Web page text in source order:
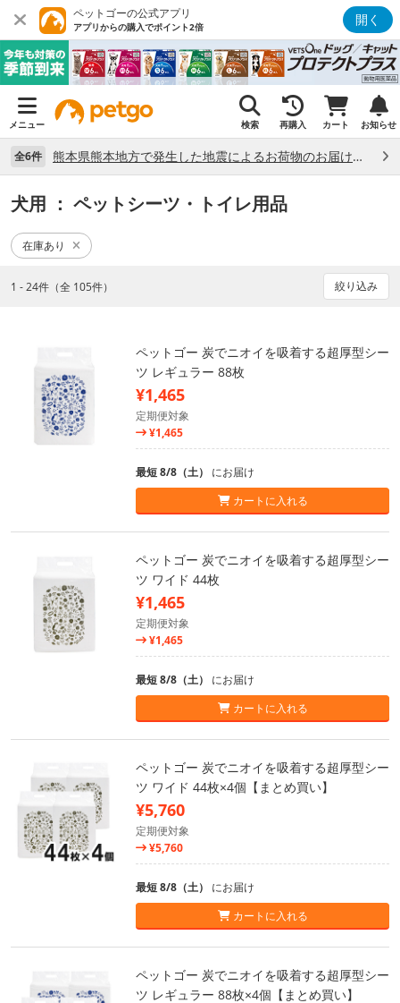
ペットゴーの公式アプリ
アプリからの購入でポイント2倍 開く
メニュー 検索 再購入 カート お知らせ
全6件 熊本県熊本地方で発生した地震によるお荷物のお届け状況について （7/28）
犬用 ： ペットシーツ・トイレ用品
在庫あり
1 - 24件（全 105件） 絞り込み
ペットゴー 炭でニオイを吸着する超厚型シー
ツ レギュラー 88枚
¥1,465
定期便対象
¥1,465
最短 8/8（土） にお届け
カートに入れる
ペットゴー 炭でニオイを吸着する超厚型シー
ツ ワイド 44枚
¥1,465
定期便対象
¥1,465
最短 8/8（土） にお届け
カートに入れる
ペットゴー 炭でニオイを吸着する超厚型シー
ツ ワイド 44枚×4個【まとめ買い】
¥5,760
定期便対象
¥5,760
最短 8/8（土） にお届け
カートに入れる
ペットゴー 炭でニオイを吸着する超厚型シー
ツ レギュラー 88枚×4個【まとめ買い】